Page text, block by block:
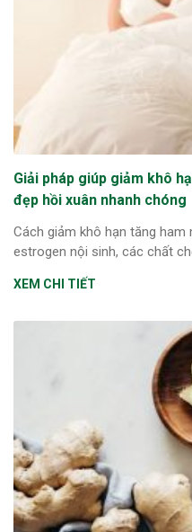
Sau Sinh Có Tự Khỏi
sau sinh là tình trạng viêm
phổ biến, khiến đôi bàn tay,
của chị em trở nên khô...
Giải pháp giúp giảm khô
đẹp hồi xuân nhanh chóng
Cách giảm khô hạn tăng
estrogen nội sinh, các chất
XEM CHI TIẾT